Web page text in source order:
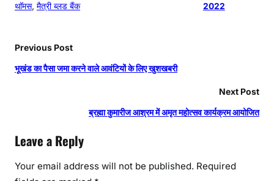
थाॅमस, मैत्री ब्लड बैंक
2022
Previous Post
भूखंड का पैसा जमा करने वाले आवंटियों के लिए खुशखबरी
Next Post
ब्रह्मा कुमारीज आश्रम में अमृत महोत्सव कार्यक्रम आयोजित
Leave a Reply
Your email address will not be published. Required